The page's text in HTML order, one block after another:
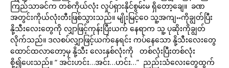
ကြည်သာခင်က တစ်ကိုယ်လုံး လှုပ်ရှားနိုင်စွမ်းမ ရှိတော့ချေ။ ခဏ
အတွင်းကိုယ်လုံးတီးဖြစ်သွားသည်။ မျိုးမြင့်ဝေ သူ့အကျႌကိုချွတ်ပြီး
နို့သီးလေးတွေကို လျှာဖြင့်ကုန်းပြီးယက် နေရာက သူ့ ပုဆိုးကိုချွတ်
လိုက်သည်။ ဒလစပ်လျှာဖြင့်ယက်နေရင်း ကပ်နေသော နို့သီးလေးတွေ
ထောင်ထလာတော့မှ နို့သီး လေးနှစ်လုံးကို တစ်လုံးပြီးတစ်လုံး
စို့၍ပေးသည်။ “ အင်းဟင်း…အင်း…ဟင်း…” ညည်းသံလေးတွေထွက်